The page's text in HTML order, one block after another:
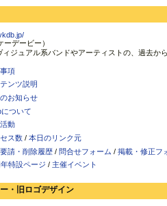
デービー）
ィジュアル系バンドやアーティストの、過去か
項
ンツ説明
お知らせ
ついて
動
ス数 / 本日のリンク元
請・削除履歴 / 問合せフォーム / 掲載・修正フ
特設ページ / 主催イベント
・旧ロゴデザイン